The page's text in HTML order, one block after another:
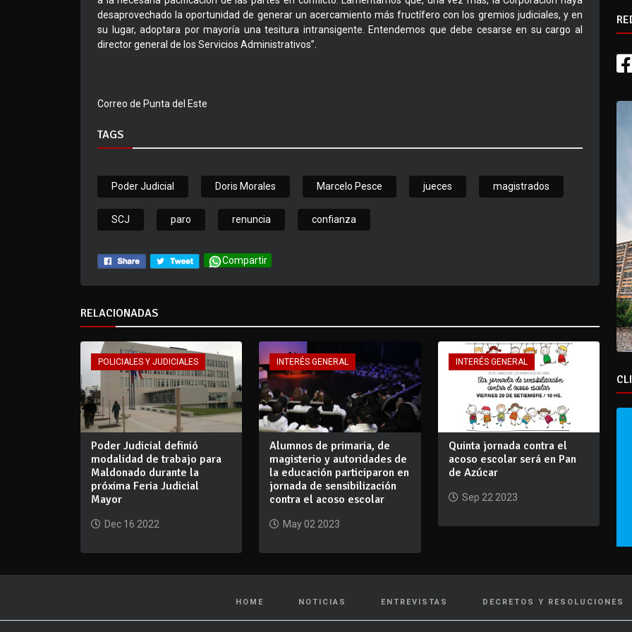
desaprovechado la oportunidad de generar un acercamiento más fructífero con los gremios judiciales, y en
su lugar, adoptara por mayoría una tesitura intransigente. Entendemos que debe cesarse en su cargo al
director general de los Servicios Administrativos”.
Correo de Punta del Este
TAGS
Poder Judicial Doris Morales Marcelo Pesce jueces magistrados
SCJ paro renuncia confianza
Compartir
RELACIONADAS
POLICIALES Y JUDICIALES
Poder Judicial definió
modalidad de trabajo para
Maldonado durante la
próxima Feria Judicial
Mayor
Dec 16 2022
INTERÉS GENERAL
Alumnos de primaria, de
magisterio y autoridades de
la educación participaron en
jornada de sensibilización
contra el acoso escolar
May 02 2023
INTERÉS GENERAL
Quinta jornada contra el
acoso escolar será en Pan
de Azúcar
Sep 22 2023
HOME NOTICIAS ENTREVISTAS DECRETOS Y RESOLUCIONES